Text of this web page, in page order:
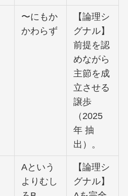
〜にもか
かわらず
【論理シ
グナル】
前提を認
めながら
主節を成
立させる
譲歩
（2025
年 抽
出）。
Aという
よりむし
【論理シ
グナル】